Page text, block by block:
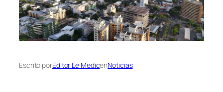
Escrito porEditor Le MedicenNoticias